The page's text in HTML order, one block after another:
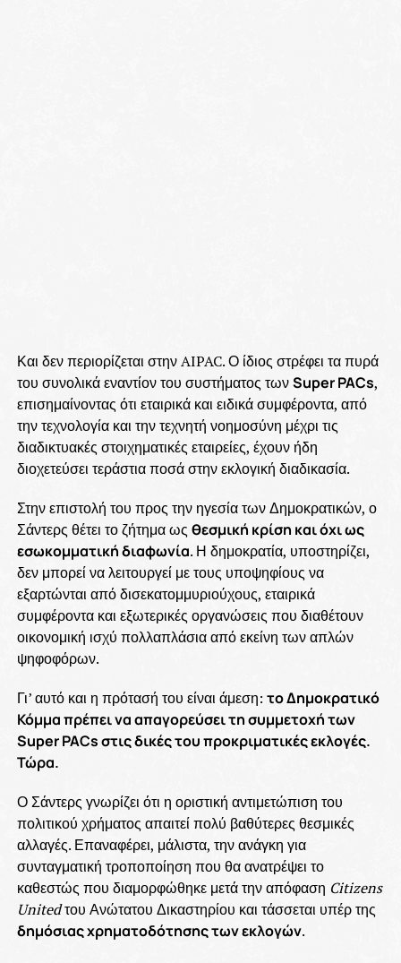
Και δεν περιορίζεται στην AIPAC. Ο ίδιος στρέφει τα πυρά
του συνολικά εναντίον του συστήματος τωνSuper PACs,
επισημαίνοντας ότι εταιρικά και ειδικά συμφέροντα, από
την τεχνολογία και την τεχνητή νοημοσύνη μέχρι τις
διαδικτυακές στοιχηματικές εταιρείες, έχουν ήδη
διοχετεύσει τεράστια ποσά στην εκλογική διαδικασία.
Στην επιστολή του προς την ηγεσία των Δημοκρατικών, ο
Σάντερς θέτει το ζήτημα ως θεσμική κρίση και όχι ως
εσωκομματική διαφωνία. Η δημοκρατία, υποστηρίζει,
δεν μπορεί να λειτουργεί με τους υποψηφίους να
εξαρτώνται από δισεκατομμυριούχους, εταιρικά
συμφέροντα και εξωτερικές οργανώσεις που διαθέτουν
οικονομική ισχύ πολλαπλάσια από εκείνη των απλών
ψηφοφόρων.
Γι’ αυτό και η πρότασή του είναι άμεση: το Δημοκρατικό
Κόμμα πρέπει να απαγορεύσει τη συμμετοχή των
Super PACs στις δικές του προκριματικές εκλογές.
Τώρα.
Ο Σάντερς γνωρίζει ότι η οριστική αντιμετώπιση του
πολιτικού χρήματος απαιτεί πολύ βαθύτερες θεσμικές
αλλαγές. Επαναφέρει, μάλιστα, την ανάγκη για
συνταγματική τροποποίηση που θα ανατρέψει το
καθεστώς που διαμορφώθηκε μετά την απόφαση Citizens
Unitedτου Ανώτατου Δικαστηρίου και τάσσεται υπέρ της
δημόσιας χρηματοδότησης των εκλογών.